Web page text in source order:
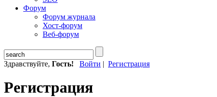
Форум
Форум журнала
Хост-форум
Веб-форум
Здравствуйте, Гость! Войти | Регистрация
Регистрация